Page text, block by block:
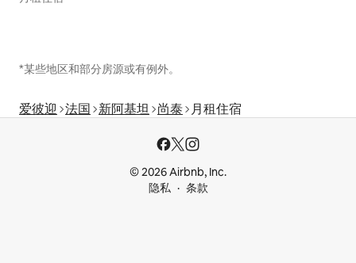
*某些地区和部分房源或有例外。
爱彼迎 法国 新阿基坦 尚泰 月租住宿
© 2026 Airbnb, Inc.
隐私
条款